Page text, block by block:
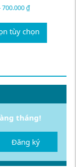
700.000₫Khoảng
từ
500.000 ₫
đến
tùy chọn
thể
chọn
trên
tháng!
Đăng ký